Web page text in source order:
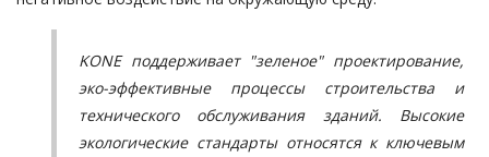
KONE поддерживает "зеленое" проектирование,
эко-эффективные процессы строительства и
технического обслуживания зданий. Высокие
экологические стандарты относятся к ключевым